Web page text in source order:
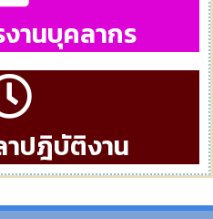
านบุคลากร
าปฎิบัติงาน